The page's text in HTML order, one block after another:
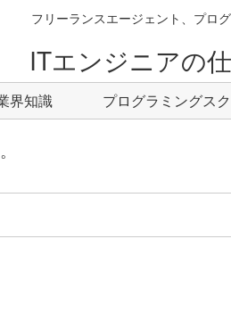
フリーランスエージェント、プロ
ITエンジニアの
界知識 プログラミングス